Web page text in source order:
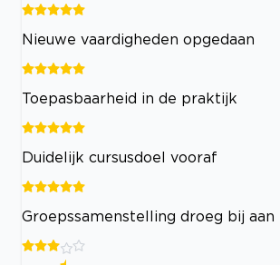
Nieuwe vaardigheden opgedaan
Toepasbaarheid in de praktijk
Duidelijk cursusdoel vooraf
Groepssamenstelling droeg bij